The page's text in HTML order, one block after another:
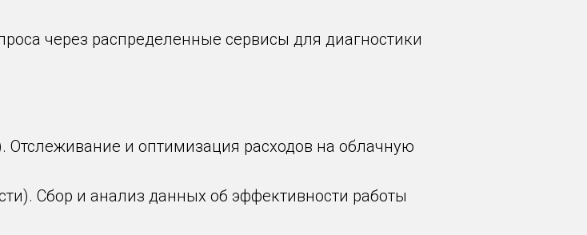
через распределенные сервисы для диагностики
Отслеживание и оптимизация расходов на облачную
Сбор и анализ данных об эффективности работы